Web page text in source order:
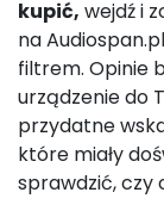
kupić, wejdź i
na
filtrem. Opinie
urządzenie do
przydatne
które miały
sprawdzić, czy